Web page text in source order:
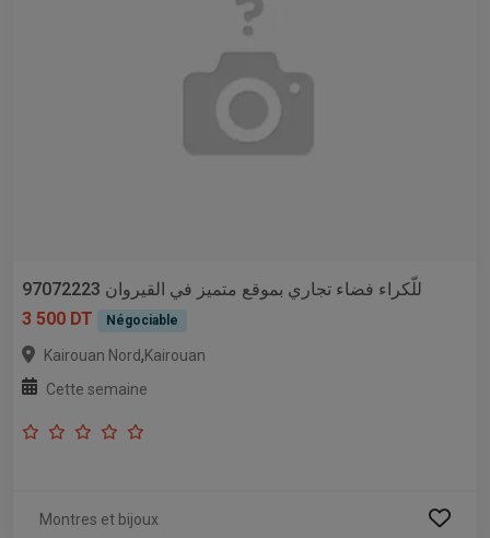
للّكراء فضاء تجاري بموقع متميز في القيروان 97072223
3 500 DT
Négociable
Kairouan Nord,Kairouan
Cette semaine
Montres et bijoux